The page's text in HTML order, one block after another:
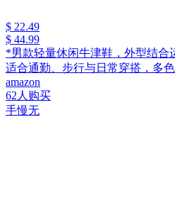
$ 22.49
$ 44.99
*男款轻量休闲牛津鞋，外型结合
适合通勤、步行与日常穿搭，多色
amazon
62人购买
手慢无